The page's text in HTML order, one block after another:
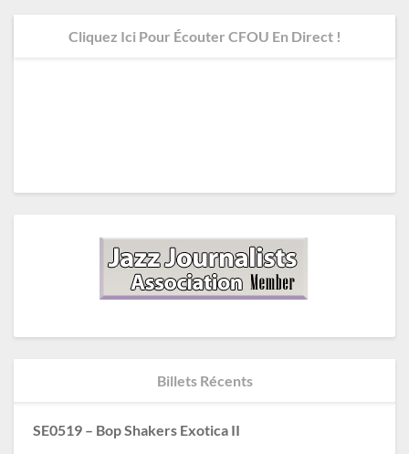
Cliquez Ici Pour Écouter CFOU En Direct !
Billets Récents
SE0519 – Bop Shakers Exotica II